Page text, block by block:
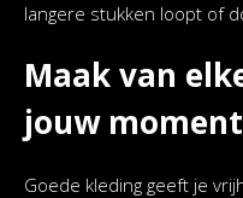
langere stukken loopt of
Maak van
jouw moment
Goede kleding geeft je